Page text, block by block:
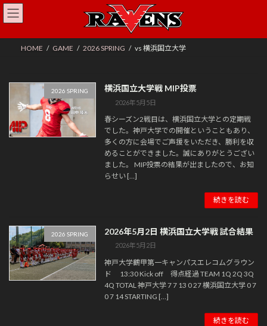
コ
ン
ン
ナ
ビ
ー
HOME GAME 2026 SPRING vs 横浜国立大学
2026 SPRING 横浜国立大学戦 MIP投票
2026年5月5日
春シーズン2戦目は、横浜国立大学との定期戦
でした。神戸大学での開催ということもあり、
多くの方に会場でご声援をいただき、勝利を収
めることができました。誠にありがとうござい
ました。 MIP投票の結果が出ましたので、お知
らせい […]
続きを読む
2026 SPRING 2026年5月2日 横浜国立大学戦 試合結果
2026年5月2日
神戸大学鶴甲第一キャンパスエレコムグラウン
ド 13:30 Kick off 得点経過 TEAM 1Q 2Q 3Q
4Q TOTAL 神戸大学 7 7 13 0 27 横浜国立大学 0 7
0 7 14 STARTING […]
続きを読む